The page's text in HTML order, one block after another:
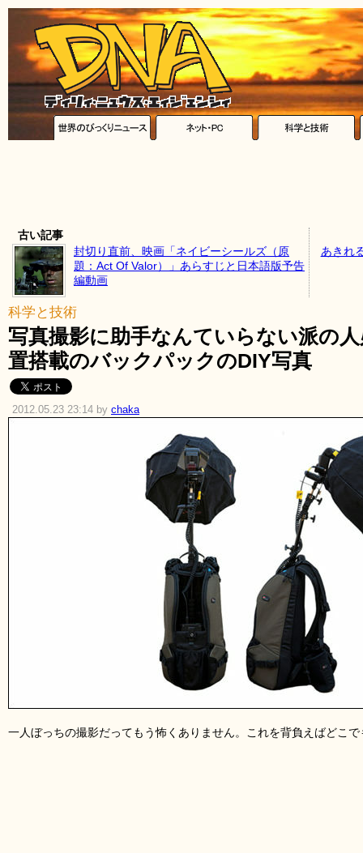
古い記事
封切り直前、映画「ネイビーシールズ（原
題：Act Of Valor）」あらすじと日本語版予告
編動画
あきれ
科学と技術
写真撮影に助手なんていらない派の
置搭載のバックパックのDIY写真
2012.05.23 23:14 by chaka
一人ぼっちの撮影だってもう怖くありません。これを背負えばどこ